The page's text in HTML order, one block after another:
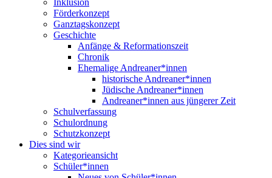
Förderkonzept
Ganztagskonzept
Geschichte
Anfänge & Reformationszeit
Chronik
Ehemalige Andreaner*innen
historische Andreaner*innen
Jüdische Andreaner*innen
Andreaner*innen aus jüngerer Zeit
Schulverfassung
Schulordnung
Schutzkonzept
Dies sind wir
Kategorieansicht
Schüler*innen